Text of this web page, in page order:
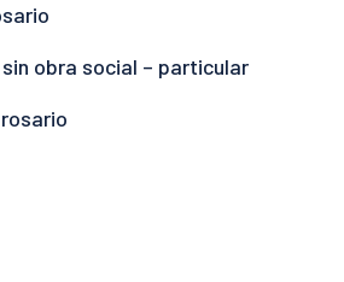
obra social – particular